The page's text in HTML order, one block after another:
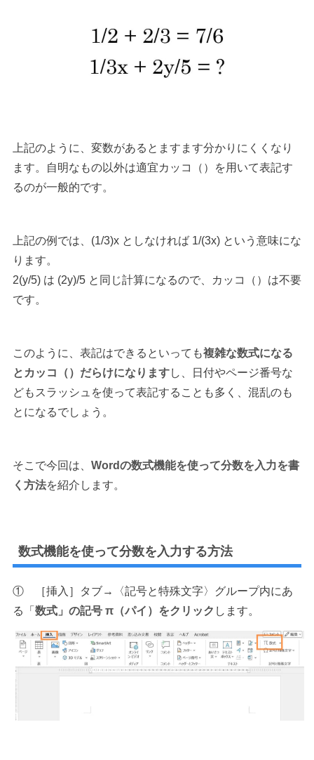
上記のように、変数があるとますます分かりにくくなり
ます。自明なもの以外は適宜カッコ（）を用いて表記す
るのが一般的です。
上記の例では、(1/3)x としなければ 1/(3x) という意味にな
ります。
2(y/5) は (2y)/5 と同じ計算になるので、カッコ（）は不要
です。
このように、表記はできるといっても複雑な数式になる
とカッコ（）だらけになりますし、日付やページ番号な
どもスラッシュを使って表記することも多く、混乱のも
とになるでしょう。
そこで今回は、 Wordの数式機能を使って分数を入力を書
く方法を紹介します。
数式機能を使って分数を入力する方法
① ［挿入］タブ→〈記号と特殊文字〉グループ内にあ
る「 数式」の記号 π（パイ）をクリック します。